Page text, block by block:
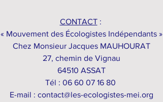
CONTACT:
« Mouvement des Écologistes Indépendants »
Chez Monsieur Jacques MAUHOURAT
27, chemin de Vignau
64510 ASSAT
Tél : 06 60 07 16 80
E-mail : contact@les-ecologistes-mei.org